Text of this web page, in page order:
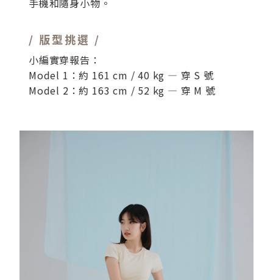
手機和隨身小物。
/ 版型挑選 /
小編實穿報告：
Model 1：約 161 cm / 40 kg — 穿 S 號
Model 2：約 163 cm / 52 kg — 穿 M 號